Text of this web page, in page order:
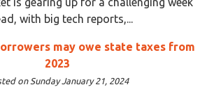
with big tech reports,...
may owe state taxes from
2023
on Sunday January 21, 2024